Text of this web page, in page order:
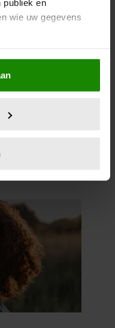
publiek en
wie uw gegevens
uw geografische
nauwkeurig kan zijn
(fingerprinting)
het
en advertenties te
media te bieden
Ook delen we
site met onze
en analyse. Deze
met andere
of die ze hebben
van hun services. U